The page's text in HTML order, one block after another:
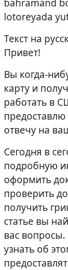
bahramand
lotoreyada
Текст на
Привет!
Вы когда-
карту и
работать в
отвечу на
Сегодня в
подробную
оформить
проверить
получить
статье вы
вас
узнать об